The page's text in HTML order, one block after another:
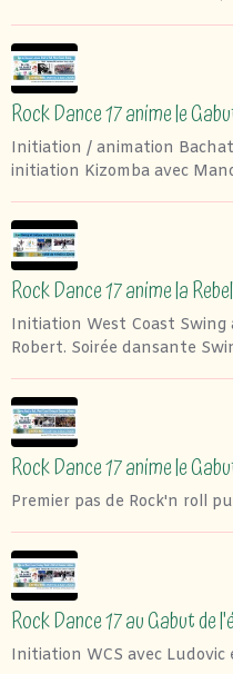
Rock Dance 17 anime le
Initiation / animation
initiation Kizomba avec
Rock Dance 17 anime la
Initiation West Coast Swing
Robert. Soirée dansante
Rock Dance 17 anime le
Premier pas de Rock'n roll
Rock Dance 17 au Gabut de
Initiation WCS avec